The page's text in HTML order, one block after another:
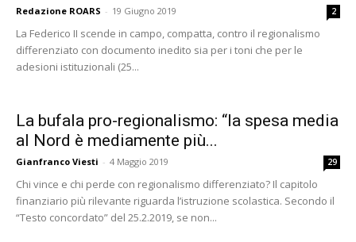
Redazione ROARS - 19 Giugno 2019 2
La Federico II scende in campo, compatta, contro il regionalismo
differenziato con documento inedito sia per i toni che per le
adesioni istituzionali (25...
La bufala pro-regionalismo: “la spesa media
al Nord è mediamente più...
Gianfranco Viesti - 4 Maggio 2019 29
Chi vince e chi perde con regionalismo differenziato? Il capitolo
finanziario più rilevante riguarda l’istruzione scolastica. Secondo il
“Testo concordato” del 25.2.2019, se non...